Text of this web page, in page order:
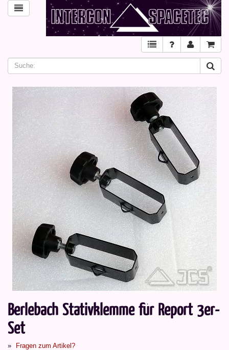
Berlebach Stativklemme für Report 3er-
Set
Fragen zum Artikel?